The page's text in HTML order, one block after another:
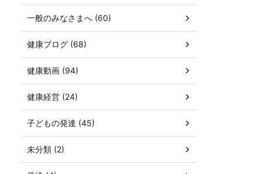
一般のみなさまへ (60)
健康ブログ (68)
健康動画 (94)
健康経営 (24)
子どもの発達 (45)
未分類 (2)